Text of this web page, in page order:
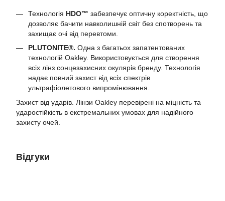
Технологія HDO™ забезпечує оптичну коректність, що
дозволяє бачити навколишній світ без спотворень та
захищає очі від перевтоми.
PLUTONITE®. Одна з багатьох запатентованих
технологій Oakley. Використовується для створення
всіх лінз сонцезахисних окулярів бренду. Технологія
надає повний захист від всіх спектрів
ультрафіолетового випромінювання.
Захист від ударів. Лінзи Oakley перевірені на міцність та
ударостійкість в екстремальних умовах для надійного
захисту очей.
Відгуки